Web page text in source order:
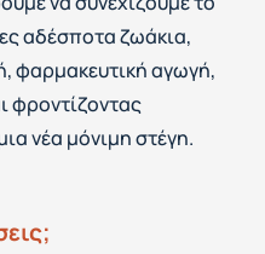
αδέσποτα ζωάκια,
φαρμακευτική αγωγή,
φροντίζοντας
νέα μόνιμη στέγη.